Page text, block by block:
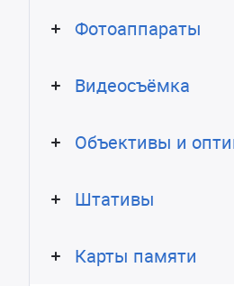
Фотоаппараты
Видеосъёмка
Объективы и
Штативы
Карты памяти